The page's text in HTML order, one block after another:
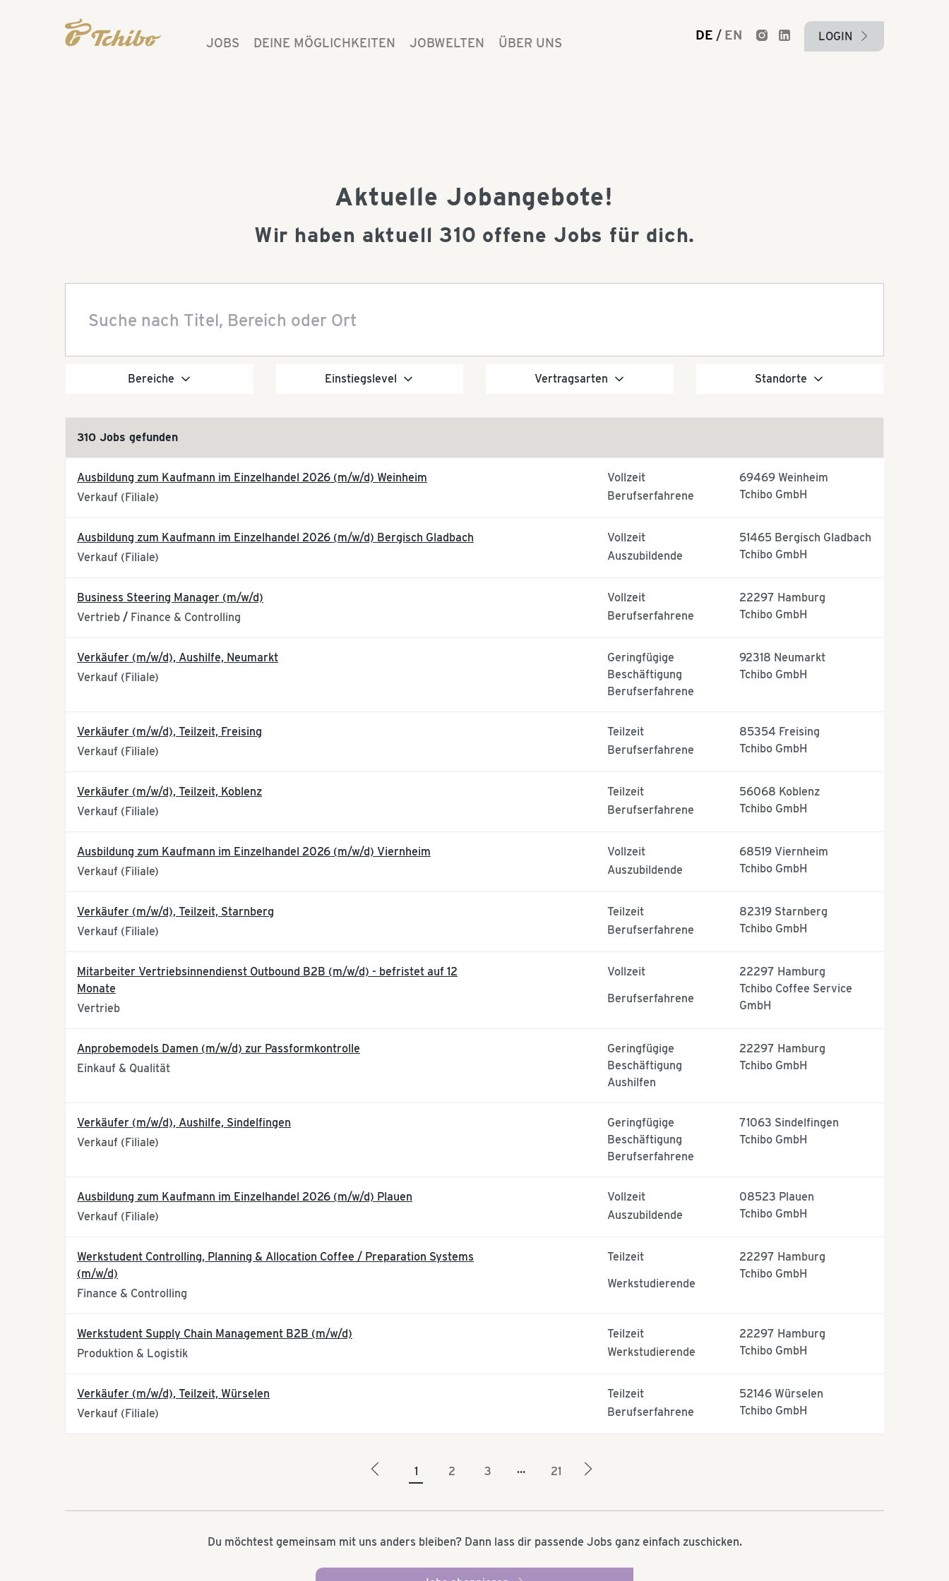
JOBS DEINE MÖGLICHKEITEN JOBWELTEN ÜBER UNS DE / EN LOGIN arrow_right
Aktuelle Jobangebote!
Wir haben aktuell 310 offene Jobs für dich.
Bereiche Einstiegslevel Vertragsarten Standorte
310 Jobs gefunden
Ausbildung zum Kaufmann im Einzelhandel 2026 (m/w/d) Weinheim
Verkauf (Filiale)
Vollzeit
Berufserfahrene
69469 Weinheim
Tchibo GmbH
Ausbildung zum Kaufmann im Einzelhandel 2026 (m/w/d) Bergisch Gladbach
Verkauf (Filiale)
Vollzeit
Auszubildende
51465 Bergisch Gladbach
Tchibo GmbH
Business Steering Manager (m/w/d)
Vertrieb / Finance & Controlling
Vollzeit
Berufserfahrene
22297 Hamburg
Tchibo GmbH
Verkäufer (m/w/d), Aushilfe, Neumarkt
Verkauf (Filiale)
Geringfügige
Beschäftigung
Berufserfahrene
92318 Neumarkt
Tchibo GmbH
Verkäufer (m/w/d), Teilzeit, Freising
Verkauf (Filiale)
Teilzeit
Berufserfahrene
85354 Freising
Tchibo GmbH
Verkäufer (m/w/d), Teilzeit, Koblenz
Verkauf (Filiale)
Teilzeit
Berufserfahrene
56068 Koblenz
Tchibo GmbH
Ausbildung zum Kaufmann im Einzelhandel 2026 (m/w/d) Viernheim
Verkauf (Filiale)
Vollzeit
Auszubildende
68519 Viernheim
Tchibo GmbH
Verkäufer (m/w/d), Teilzeit, Starnberg
Verkauf (Filiale)
Teilzeit
Berufserfahrene
82319 Starnberg
Tchibo GmbH
Mitarbeiter Vertriebsinnendienst Outbound B2B (m/w/d) - befristet auf 12
Monate
Vertrieb
Vollzeit
Berufserfahrene
22297 Hamburg
Tchibo Coffee Service
GmbH
Anprobemodels Damen (m/w/d) zur Passformkontrolle
Einkauf & Qualität
Geringfügige
Beschäftigung
Aushilfen
22297 Hamburg
Tchibo GmbH
Verkäufer (m/w/d), Aushilfe, Sindelfingen
Verkauf (Filiale)
Geringfügige
Beschäftigung
Berufserfahrene
71063 Sindelfingen
Tchibo GmbH
Ausbildung zum Kaufmann im Einzelhandel 2026 (m/w/d) Plauen
Verkauf (Filiale)
Vollzeit
Auszubildende
08523 Plauen
Tchibo GmbH
Werkstudent Controlling, Planning & Allocation Coffee / Preparation Systems
(m/w/d)
Finance & Controlling
Teilzeit
Werkstudierende
22297 Hamburg
Tchibo GmbH
Werkstudent Supply Chain Management B2B (m/w/d)
Produktion & Logistik
Teilzeit
Werkstudierende
22297 Hamburg
Tchibo GmbH
Verkäufer (m/w/d), Teilzeit, Würselen
Verkauf (Filiale)
Teilzeit
Berufserfahrene
52146 Würselen
Tchibo GmbH
arrow_left 1 2 3 … 21 arrow_right
Du möchtest gemeinsam mit uns anders bleiben? Dann lass dir passende Jobs ganz einfach zuschicken.